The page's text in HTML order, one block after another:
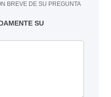
BREVE DE SU PREGUNTA
SU